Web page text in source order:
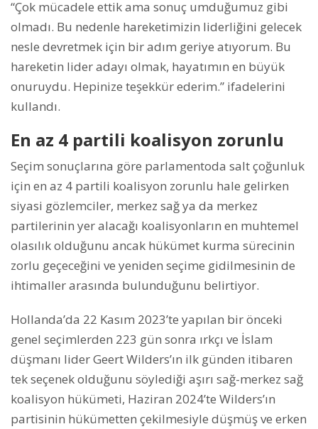
“Çok mücadele ettik ama sonuç umduğumuz gibi
olmadı. Bu nedenle hareketimizin liderliğini gelecek
nesle devretmek için bir adım geriye atıyorum. Bu
hareketin lider adayı olmak, hayatımın en büyük
onuruydu. Hepinize teşekkür ederim.” ifadelerini
kullandı.
En az 4 partili koalisyon zorunlu
Seçim sonuçlarına göre parlamentoda salt çoğunluk
için en az 4 partili koalisyon zorunlu hale gelirken
siyasi gözlemciler, merkez sağ ya da merkez
partilerinin yer alacağı koalisyonların en muhtemel
olasılık olduğunu ancak hükümet kurma sürecinin
zorlu geçeceğini ve yeniden seçime gidilmesinin de
ihtimaller arasında bulunduğunu belirtiyor.
Hollanda’da 22 Kasım 2023’te yapılan bir önceki
genel seçimlerden 223 gün sonra ırkçı ve İslam
düşmanı lider Geert Wilders’ın ilk günden itibaren
tek seçenek olduğunu söylediği aşırı sağ-merkez sağ
koalisyon hükümeti, Haziran 2024’te Wilders’ın
partisinin hükümetten çekilmesiyle düşmüş ve erken